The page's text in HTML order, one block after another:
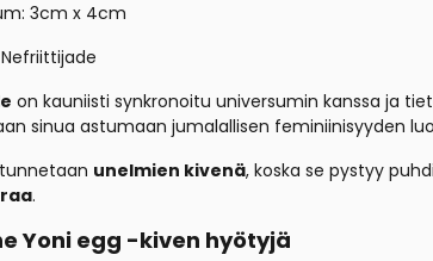
3cm x 4cm
on kauniisti synkronoitu universumin kanssa ja
sinua astumaan jumalallisen feminiinisyyden
unelmien kivenä, koska se pystyy
.
Yoni egg -kiven hyötyjä